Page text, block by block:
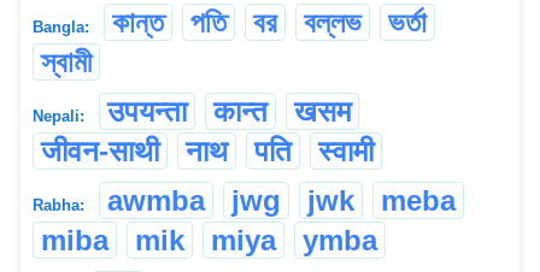
Bangla: কান্ত পতি বর বল্লভ
ভর্তা
স্বামী
Nepali: उपयन्ता कान्त
खसम
जीवन-साथी
नाथ पति स्वामी
Rabha: awmba jwg jwk
meba
miba
mik miya ymba